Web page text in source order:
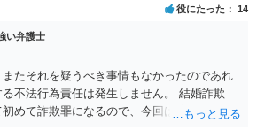
れます。 一方で，実質的に考えた場合，集
は，営業自粛を要請されているところ，結
，解釈によっては集会に供する施設の1つと
える余地はあるかと思われます。 こうした
はないまでも，事実上挙式等の実施が困難
として，顧客の「責めに帰すべき事由」が
式場等からの請求が認められない可能性は
役にたった 14
い弁護士
たそれを疑うべき事情もなかったのであれ
不法行為責任は発生しません。 結婚詐欺
めて詐欺罪になるので、今回は該当しませ